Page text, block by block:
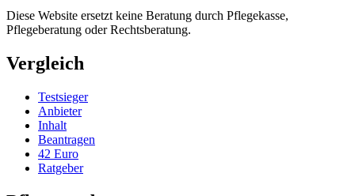
Diese Website ersetzt keine Beratung durch Pflegekasse,
Pflegeberatung oder Rechtsberatung.
Vergleich
Testsieger
Anbieter
Inhalt
Beantragen
42 Euro
Ratgeber